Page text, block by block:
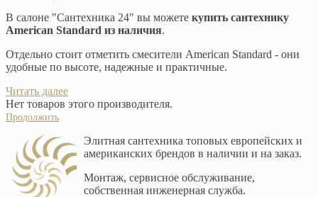
В салоне "Сантехника 24" вы можете купить сантехнику
American Standard из наличия.
Отдельно стоит отметить смесители American Standard - они
удобные по высоте, надежные и практичные.
Читать далее
Нет товаров этого производителя.
Продолжить
Элитная сантехника топовых европейских и
американских брендов в наличии и на заказ.
Монтаж, сервисное обслуживание,
собственная инженерная служба.